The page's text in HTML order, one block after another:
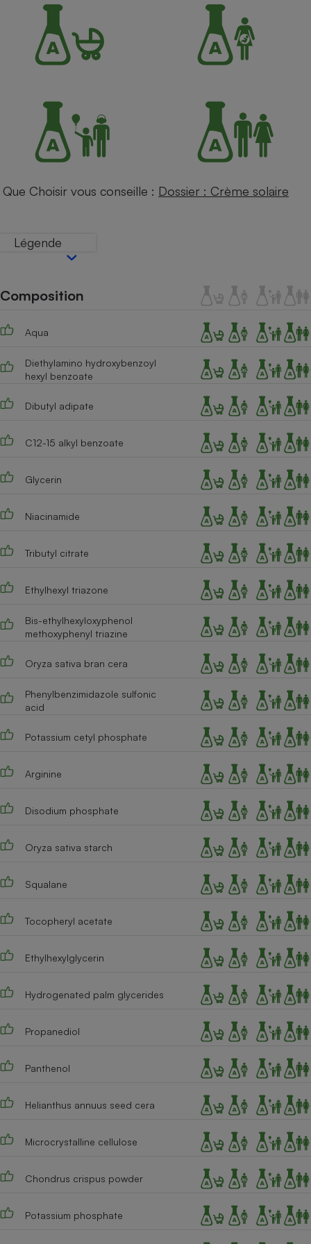
Que Choisir vous conseille : Dossier : Crème solaire
Légende
Composition
Aqua
Diethylamino hydroxybenzoyl
hexyl benzoate
Dibutyl adipate
C12-15 alkyl benzoate
Glycerin
Niacinamide
Tributyl citrate
Ethylhexyl triazone
Bis-ethylhexyloxyphenol
methoxyphenyl triazine
Oryza sativa bran cera
Phenylbenzimidazole sulfonic
acid
Potassium cetyl phosphate
Arginine
Disodium phosphate
Oryza sativa starch
Squalane
Tocopheryl acetate
Ethylhexylglycerin
Hydrogenated palm glycerides
Propanediol
Panthenol
Helianthus annuus seed cera
Microcrystalline cellulose
Chondrus crispus powder
Potassium phosphate
Complément
alimentaire
Assurance emprunteur
Banque
Petit électroménager -
Plaque de cuisson à
Climatiseur -
Ventilateur
Robot ménager
Téléphone mobile -
Smartphone
Antivirus
Matelas
Climatiseur -
Mutuelle
Antimoustique